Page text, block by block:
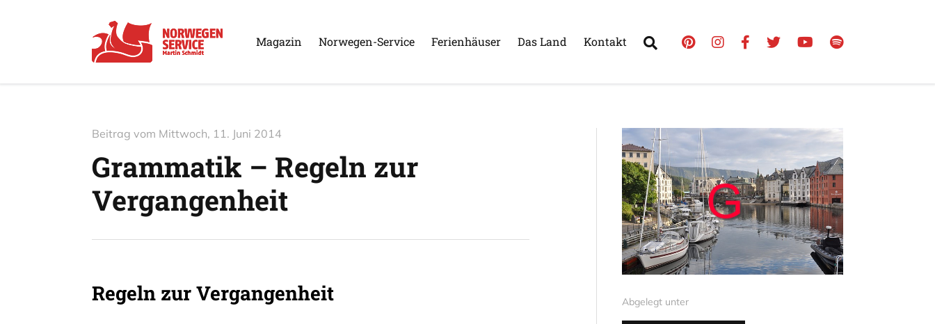
Magazin Norwegen-Service Ferienhäuser Das Land Kontakt
Beitrag vom Mittwoch, 11. Juni 2014
Grammatik – Regeln zur
Vergangenheit
Regeln zur Vergangenheit Abgelegt unter